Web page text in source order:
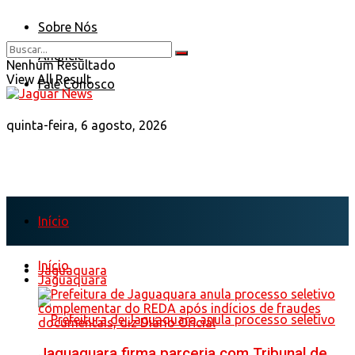
Sobre Nós
Anuncie
Fale Conosco
quinta-feira, 6 agosto, 2026
Nenhum Resultado
View All Result
Início
Jaguaquara
Início
Jaguaquara